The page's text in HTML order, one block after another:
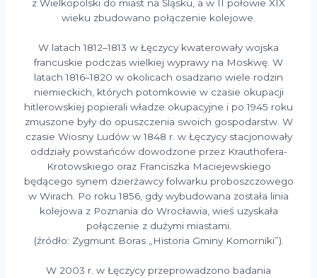
z Wielkopolski do miast na Śląsku, a w II połowie XIX
wieku zbudowano połączenie kolejowe.
W latach 1812–1813 w Łęczycy kwaterowały wojska
francuskie podczas wielkiej wyprawy na Moskwę. W
latach 1816–1820 w okolicach osadzano wiele rodzin
niemieckich, których potomkowie w czasie okupacji
hitlerowskiej popierali władze okupacyjne i po 1945 roku
zmuszone były do opuszczenia swoich gospodarstw. W
czasie Wiosny Ludów w 1848 r. w Łęczycy stacjonowały
oddziały powstańców dowodzone przez Krauthofera-
Krotowskiego oraz Franciszka Maciejewskiego
będącego synem dzierżawcy folwarku proboszczowego
w Wirach. Po roku 1856, gdy wybudowana została linia
kolejowa z Poznania do Wrocławia, wieś uzyskała
połączenie z dużymi miastami.
(źródło: Zygmunt Boras „Historia Gminy Komorniki”).
W 2003 r. w Łęczycy przeprowadzono badania